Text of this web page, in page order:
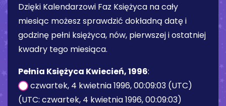
Dzięki Kalendarzowi Faz Księżyca na cały
miesiąc możesz sprawdzić dokładną datę i
godzinę pełni księżyca, nów, pierwszej i ostatniej
kwadry tego miesiąca.
Pełnia Księżyca Kwiecień, 1996:
czwartek, 4 kwietnia 1996, 00:09:03 (UTC)
(UTC: czwartek, 4 kwietnia 1996, 00:09:03)